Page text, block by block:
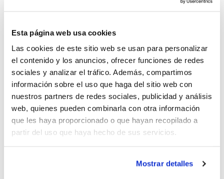
Esta página web usa cookies
Las cookies de este sitio web se usan para personalizar
el contenido y los anuncios, ofrecer funciones de redes
sociales y analizar el tráfico. Además, compartimos
información sobre el uso que haga del sitio web con
nuestros partners de redes sociales, publicidad y análisis
web, quienes pueden combinarla con otra información
que les haya proporcionado o que hayan recopilado a
partir del uso que haya hecho de sus servicios.
Mostrar detalles
Alquiler barcos Puerto de Andratx
Alquiler de barcos en Palma de
Mallorca
Alquiler embarcaciones Mallorca
Alquiler de barcos en Puerto Portals
Alquiler de barcos con patrón en
Mallorca
Alquiler de barcos en el Club de Mar
Alquiler de barcos en Port de Soller